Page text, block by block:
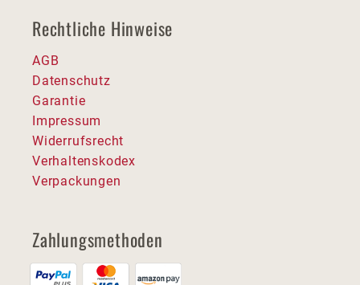
Rechtliche Hinweise
AGB
Datenschutz
Garantie
Impressum
Widerrufsrecht
Verhaltenskodex
Verpackungen
Zahlungsmethoden